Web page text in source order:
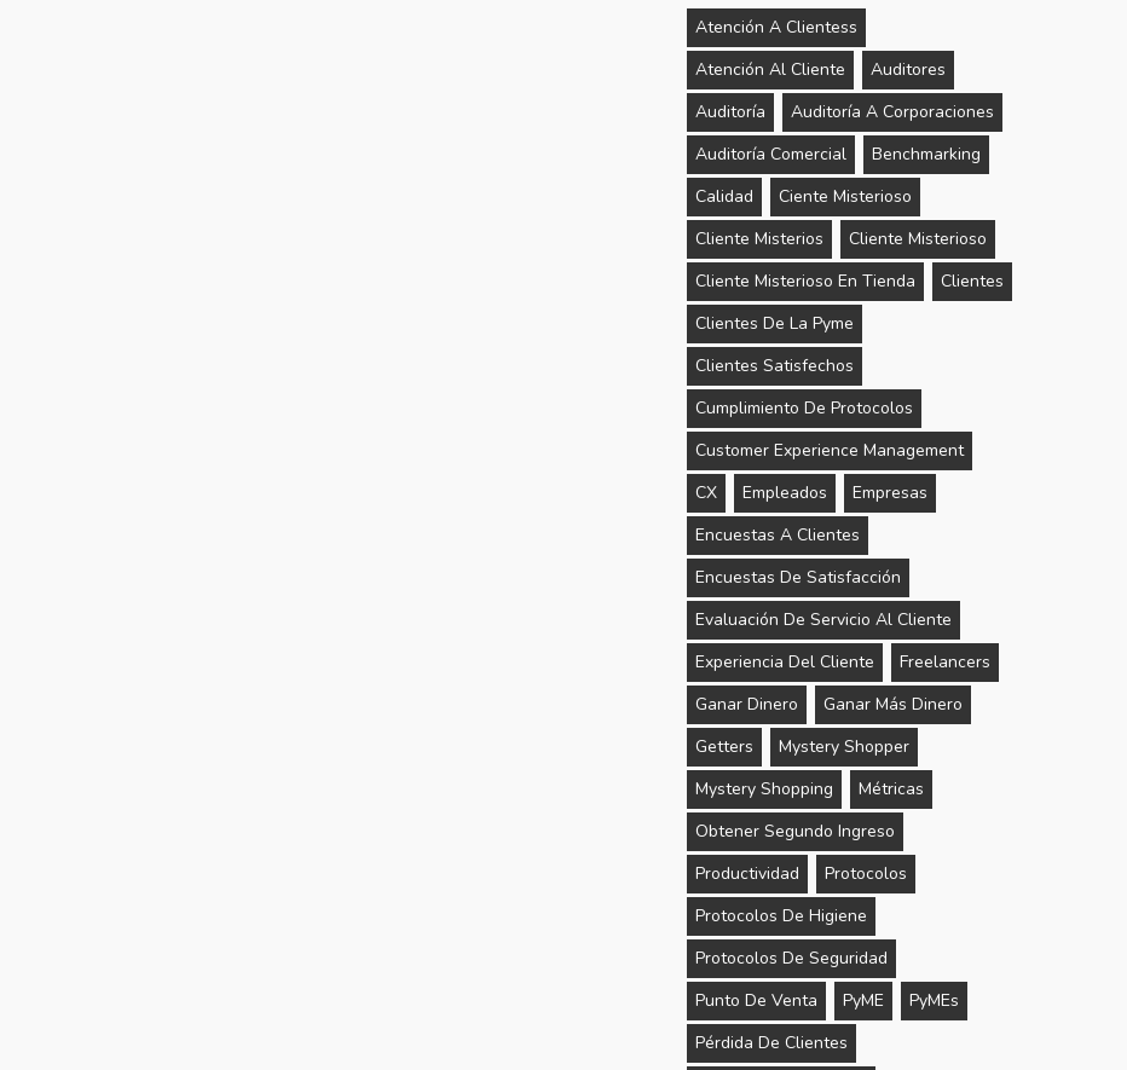
Atención A Clientess
Atención Al Cliente
Auditores
Auditoría
Auditoría A Corporaciones
Auditoría Comercial
Benchmarking
Calidad
Ciente Misterioso
Cliente Misterios
Cliente Misterioso
Cliente Misterioso En Tienda
Clientes
Clientes De La Pyme
Clientes Satisfechos
Cumplimiento De Protocolos
Customer Experience Management
CX
Empleados
Empresas
Encuestas A Clientes
Encuestas De Satisfacción
Evaluación De Servicio Al Cliente
Experiencia Del Cliente
Freelancers
Ganar Dinero
Ganar Más Dinero
Getters
Mystery Shopper
Mystery Shopping
Métricas
Obtener Segundo Ingreso
Productividad
Protocolos
Protocolos De Higiene
Protocolos De Seguridad
Punto De Venta
PyME
PyMEs
Pérdida De Clientes